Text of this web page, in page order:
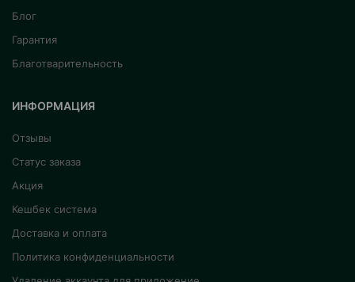
Блог
Гарантия
Благотварительность
ИНФОРМАЦИЯ
Отзывы
Статус заказа
Акция
Кешбек система
Доставка и оплата
Политика конфиденциальности